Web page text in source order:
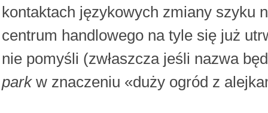
kontaktach językowych zmiany szyku
centrum handlowego na tyle się już
nie pomyśli (zwłaszcza jeśli nazwa
parkw znaczeniu «duży ogród z